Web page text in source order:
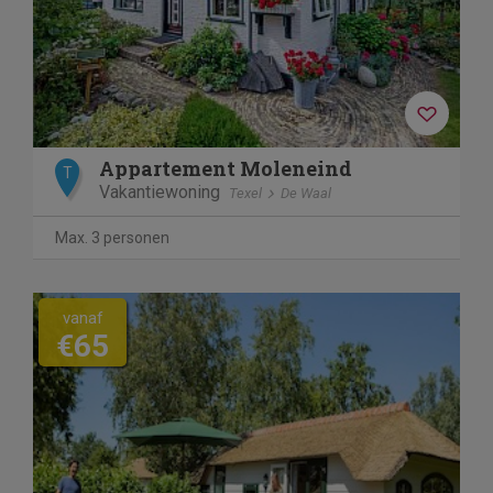
T Appartement Moleneind
Vakantiewoning Texel De Waal
Max. 3 personen
vanaf
€65